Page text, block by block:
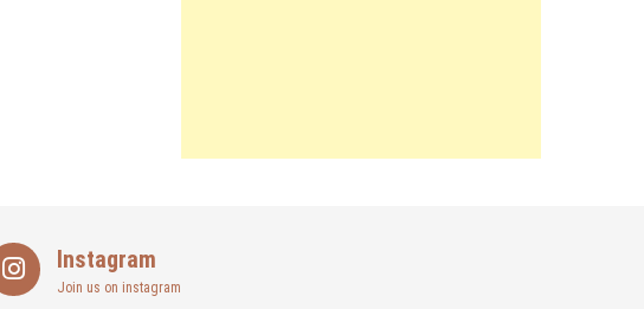
Instagram
Join us on instagram